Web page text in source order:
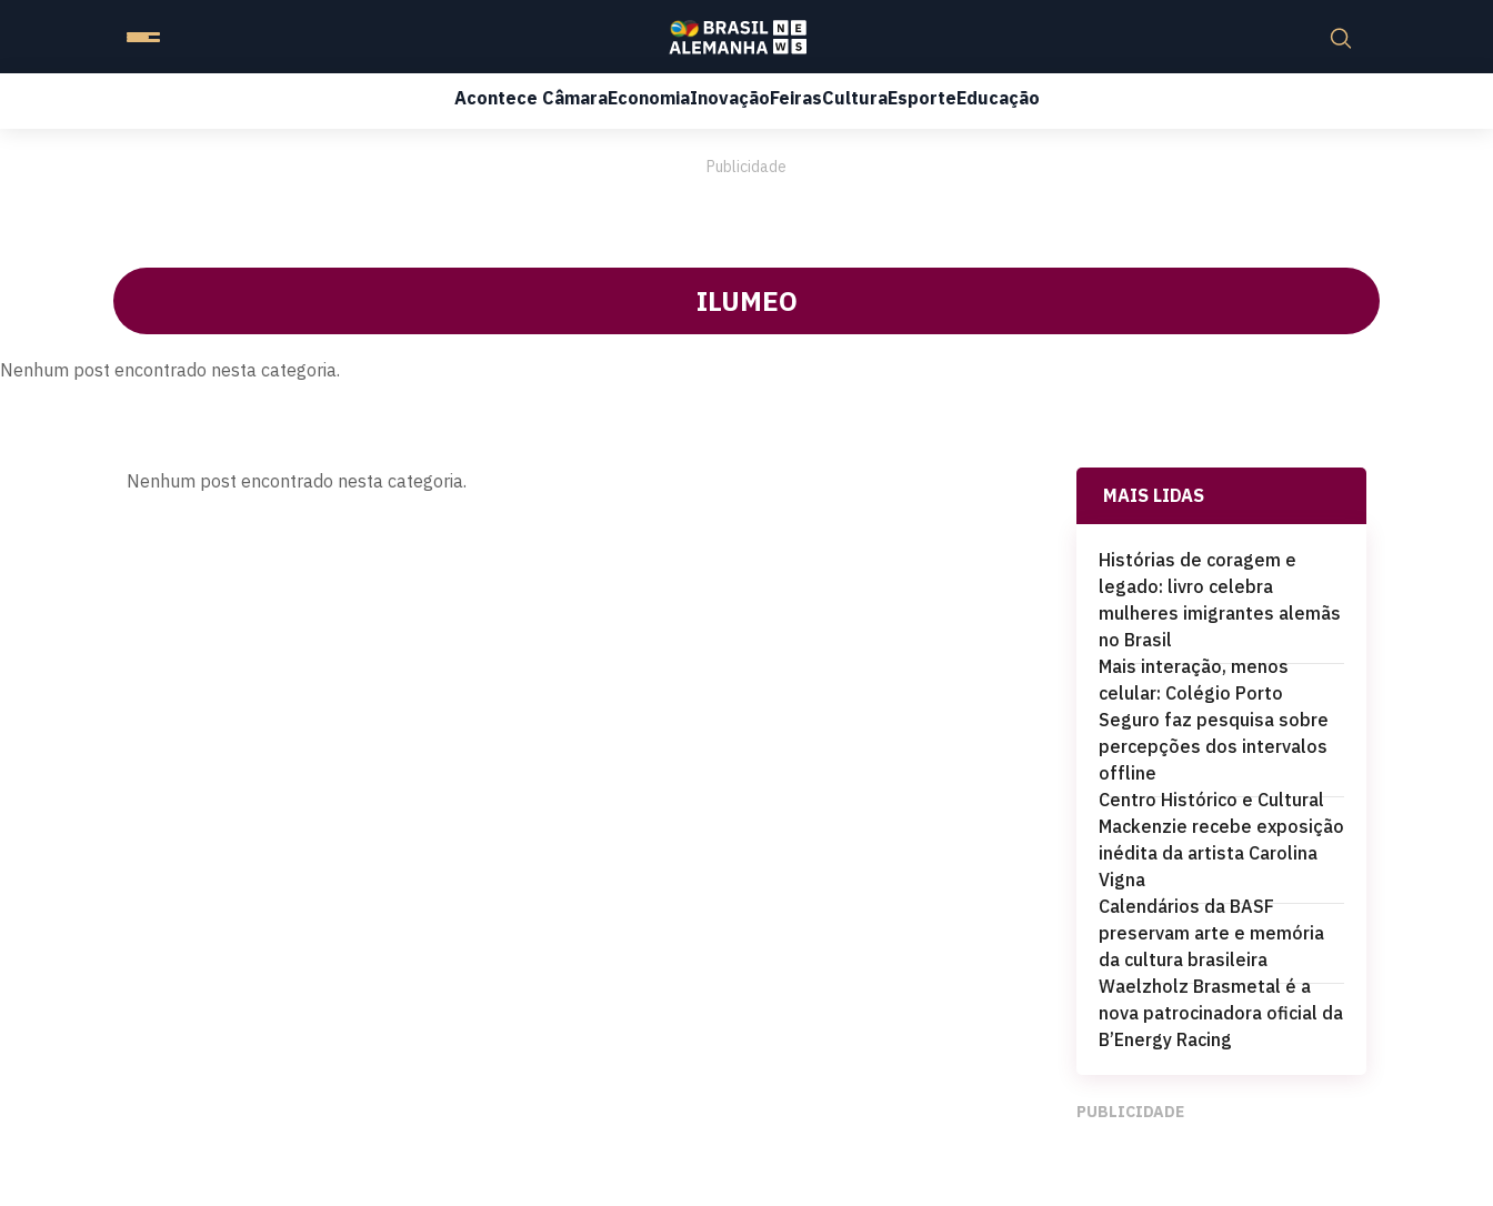
Acontece CâmaraEconomiaInovaçãoFeirasCulturaEsporteEducação
Publicidade
ILUMEO
Nenhum post encontrado nesta categoria.
Nenhum post encontrado nesta categoria.
MAIS LIDAS
Histórias de coragem e
legado: livro celebra
mulheres imigrantes alemãs
no Brasil
Mais interação, menos
celular: Colégio Porto
Seguro faz pesquisa sobre
percepções dos intervalos
offline
Centro Histórico e Cultural
Mackenzie recebe exposição
inédita da artista Carolina
Vigna
Calendários da BASF
preservam arte e memória
da cultura brasileira
Waelzholz Brasmetal é a
nova patrocinadora oficial da
B’Energy Racing
PUBLICIDADE